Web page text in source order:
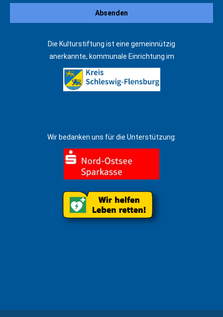
Die Kulturstiftung ist eine gemeinnützig
anerkannte, kommunale Einrichtung im
Wir bedanken uns für die Unterstützung: